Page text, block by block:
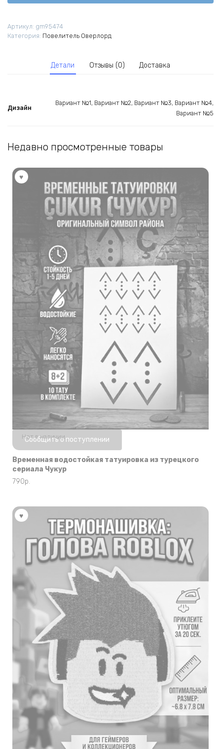
Повелитель
Артикул: gm95474
Категория: Повелитель Оверлорд
Детали Отзывы (0) Доставка
Дизайн
Вариант №1, Вариант №2, Вариант №3, Вариант №4,
Вариант №5
Недавно просмотренные товары
Нет в наличии
Сообщить о поступлении
Временная водостойкая татуировка из турецкого
сериала Чукур
790р.